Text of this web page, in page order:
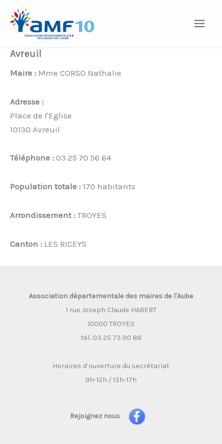
contenu
Avreuil
Maire : Mme CORSO Nathalie
Adresse :
Place de l'Eglise
10130 Avreuil
Téléphone : 03 25 70 56 64
Population totale : 170 habitants
Arrondissement : TROYES
Canton : LES RICEYS
Association départementale des maires de l'Aube
1 rue Joseph Claude HABERT
10000 TROYES
tél. 03 25 73 90 88
Horaires d’ouverture du secrétariat
9h-12h / 13h-17h
Rejoignez nous